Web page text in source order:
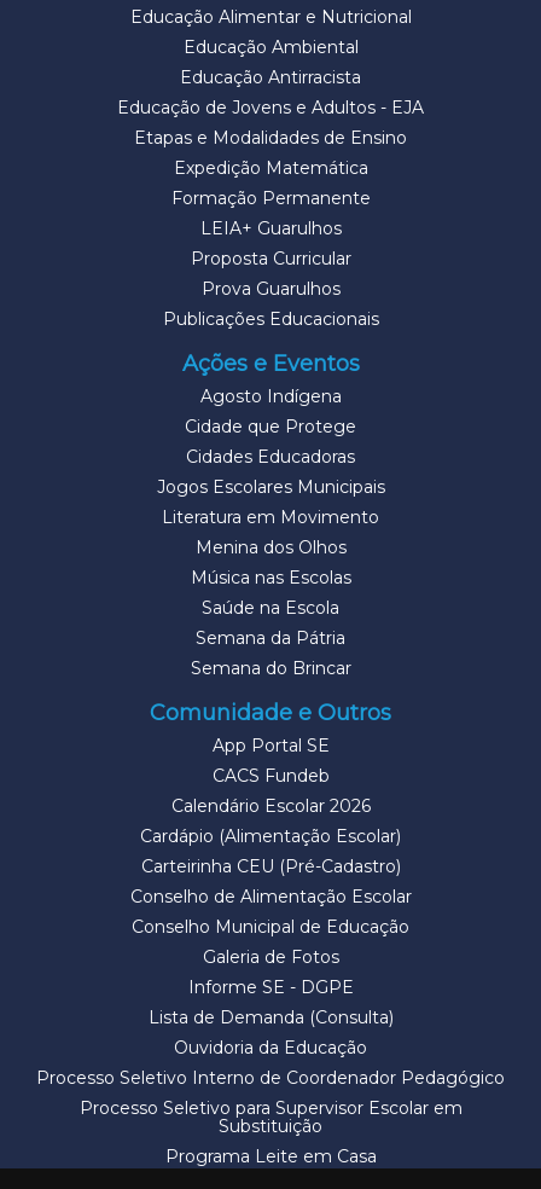
Educação Alimentar e Nutricional
Educação Ambiental
Educação Antirracista
Educação de Jovens e Adultos - EJA
Etapas e Modalidades de Ensino
Expedição Matemática
Formação Permanente
LEIA+ Guarulhos
Proposta Curricular
Prova Guarulhos
Publicações Educacionais
Ações e Eventos
Agosto Indígena
Cidade que Protege
Cidades Educadoras
Jogos Escolares Municipais
Literatura em Movimento
Menina dos Olhos
Música nas Escolas
Saúde na Escola
Semana da Pátria
Semana do Brincar
Comunidade e Outros
App Portal SE
CACS Fundeb
Calendário Escolar 2026
Cardápio (Alimentação Escolar)
Carteirinha CEU (Pré-Cadastro)
Conselho de Alimentação Escolar
Conselho Municipal de Educação
Galeria de Fotos
Informe SE - DGPE
Lista de Demanda (Consulta)
Ouvidoria da Educação
Processo Seletivo Interno de Coordenador Pedagógico
Processo Seletivo para Supervisor Escolar em
Substituição
Programa Leite em Casa